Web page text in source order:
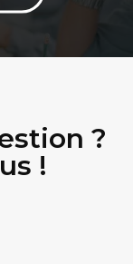
?
!